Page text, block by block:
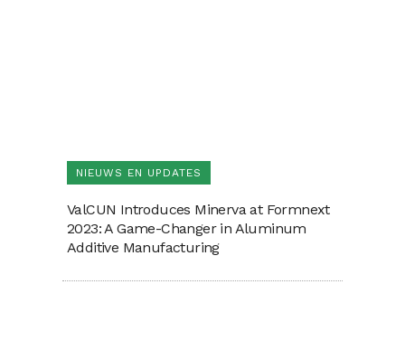
NIEUWS EN UPDATES
ValCUN Introduces Minerva at Formnext
2023: A Game-Changer in Aluminum
Additive Manufacturing